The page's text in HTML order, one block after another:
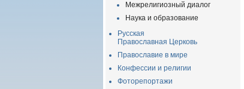
Межрелигиозный диалог
Наука и образование
Русская
Православная Церковь
Православие в мире
Конфессии и религии
Фоторепортажи